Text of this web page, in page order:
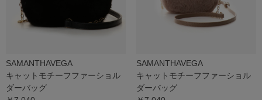
SAMANTHAVEGA
キャットモチーフファーショル
ダーバッグ
SAMANTHAVEGA
キャットモチーフファーショル
ダーバッグ